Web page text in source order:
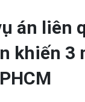
án liên
khiến 3